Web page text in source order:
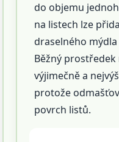
do objemu
na listech lze
draselného
Běžný
výjimečně a
protože
povrch listů.